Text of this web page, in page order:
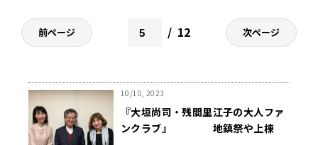
前ページ 12 次ページ
10/10, 2023
『大垣尚司・残間里江子の大人ファ
ンクラブ』 地鎮祭や上棟